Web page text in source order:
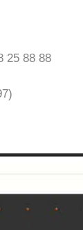
25 88 88